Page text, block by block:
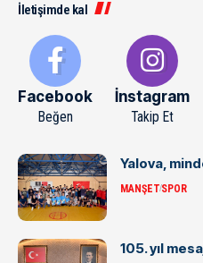
İletişimde kal
Facebook
Beğen
İnstagram
Takip Et
Yalova,
MANŞETSPOR
105. yıl